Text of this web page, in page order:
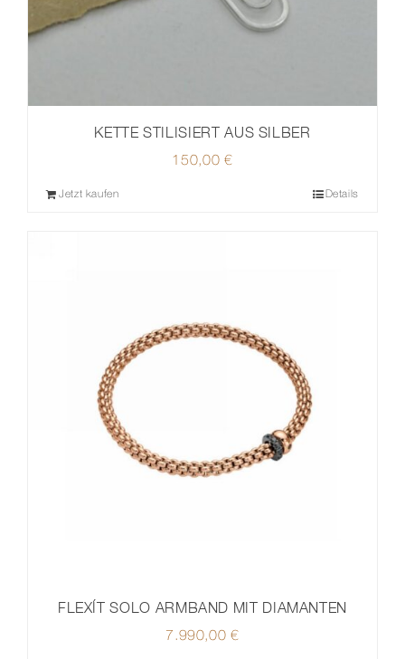
KETTE STILISIERT AUS SILBER
150,00 €
Jetzt kaufen Details
FLEXÍT SOLO ARMBAND MIT DIAMANTEN
7.990,00€